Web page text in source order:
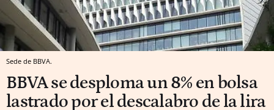
Sede de BBVA.
BBVA se desploma un 8% en bolsa
lastrado por el descalabro de la lira